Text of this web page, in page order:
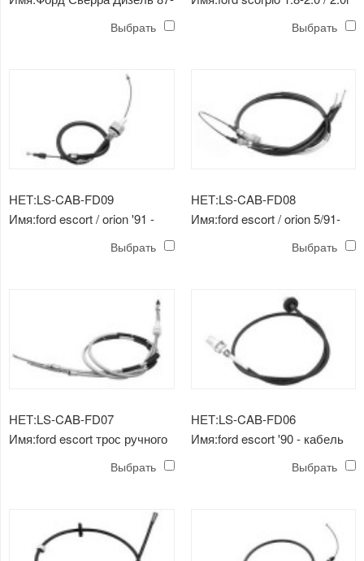
Выбрать
выключения сцепления
Выбрать
НЕТ:LS-CAB-FD09
Имя:ford escort / orion '91 -
Выбрать
НЕТ:LS-CAB-FD08
Имя:ford escort / orion 5/91-
Выбрать
НЕТ:LS-CAB-FD07
Имя:ford escort трос ручного
Выбрать
НЕТ:LS-CAB-FD06
Имя:ford escort '90 - кабель
Выбрать